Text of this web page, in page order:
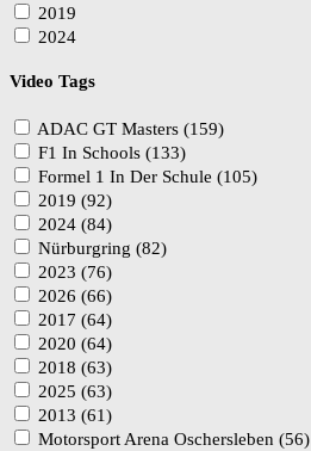
2019
2024
Video Tags
ADAC GT Masters (159)
F1 In Schools (133)
Formel 1 In Der Schule (105)
2019 (92)
2024 (84)
Nürburgring (82)
2023 (76)
2026 (66)
2017 (64)
2020 (64)
2018 (63)
2025 (63)
2013 (61)
Motorsport Arena Oschersleben (56)